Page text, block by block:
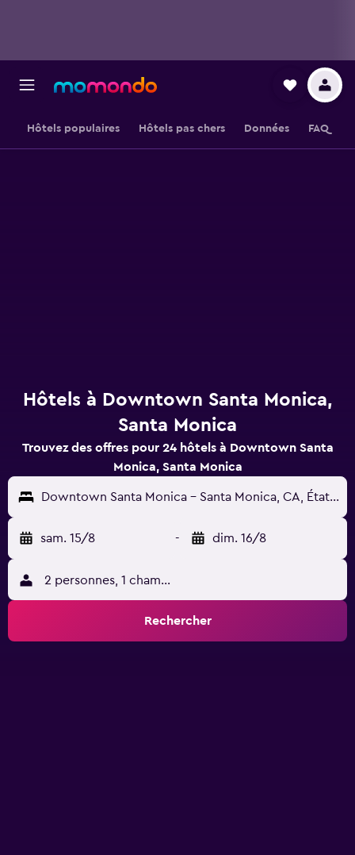
Hôtels populaires Hôtels pas chers Données FAQ
Hôtels à Downtown Santa Monica,
Santa Monica
Trouvez des offres pour 24 hôtels à Downtown Santa
Monica, Santa Monica
Downtown Santa Monica - Santa Monica, CA, États-Unis
sam. 15/8 - dim. 16/8
2 personnes, 1 chambre
Rechercher